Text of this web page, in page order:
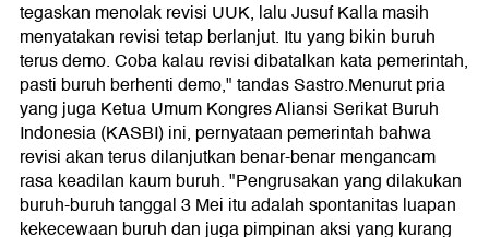
tegaskan menolak revisi UUK, lalu Jusuf Kalla masih
menyatakan revisi tetap berlanjut. Itu yang bikin buruh
terus demo. Coba kalau revisi dibatalkan kata pemerintah,
pasti buruh berhenti demo," tandas Sastro.Menurut pria
yang juga Ketua Umum Kongres Aliansi Serikat Buruh
Indonesia (KASBI) ini, pernyataan pemerintah bahwa
revisi akan terus dilanjutkan benar-benar mengancam
rasa keadilan kaum buruh. "Pengrusakan yang dilakukan
buruh-buruh tanggal 3 Mei itu adalah spontanitas luapan
kekecewaan buruh dan juga pimpinan aksi yang kurang